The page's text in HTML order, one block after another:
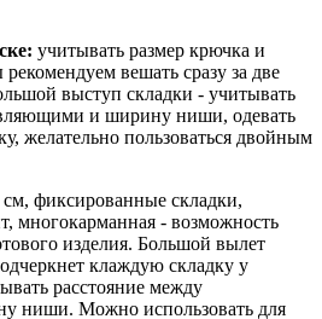
учитывать размер крючка и
вешать сразу за две
выступ складки - учитывать
и ширину ниши, одевать
желательно пользоваться двойным
фиксированные складки,
многокарманная - возможность
изделия. Большой вылет
клаждую складку у
расстояние между
ниши. Можно использовать для